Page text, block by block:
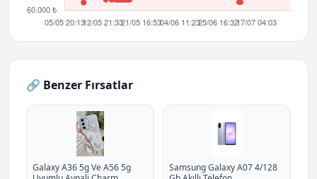
🔗 Benzer Fırsatlar
Galaxy A36 5g Ve A56 5g
Samsung Galaxy A07 4/128